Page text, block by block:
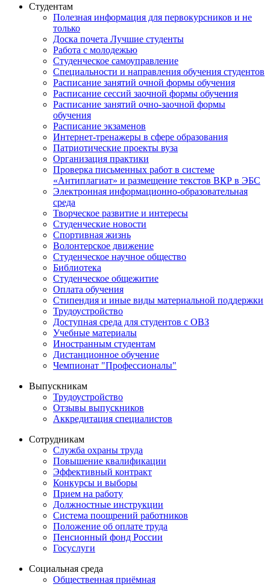
Студентам
Полезная информация для первокурсников и не
только
Доска почета Лучшие студенты
Работа с молодежью
Студенческое самоуправление
Специальности и направления обучения студентов
Расписание занятий очной формы обучения
Расписание сессий заочной формы обучения
Расписание занятий очно-заочной формы
обучения
Расписание экзаменов
Интернет-тренажеры в сфере образования
Патриотические проекты вуза
Организация практики
Проверка письменных работ в системе
«Антиплагиат» и размещение текстов ВКР в ЭБС
Электронная информационно-образовательная
среда
Творческое развитие и интересы
Студенческие новости
Спортивная жизнь
Волонтерское движение
Студенческое научное общество
Библиотека
Студенческое общежитие
Оплата обучения
Стипендия и иные виды материальной поддержки
Трудоустройство
Доступная среда для студентов с ОВЗ
Учебные материалы
Иностранным студентам
Дистанционное обучение
Чемпионат "Профессионалы"
Выпускникам
Трудоустройство
Отзывы выпускников
Аккредитация специалистов
Сотрудникам
Служба охраны труда
Повышение квалификации
Эффективный контракт
Конкурсы и выборы
Прием на работу
Должностные инструкции
Система поощрений работников
Положение об оплате труда
Пенсионный фонд России
Госуслуги
Социальная среда
Общественная приёмная